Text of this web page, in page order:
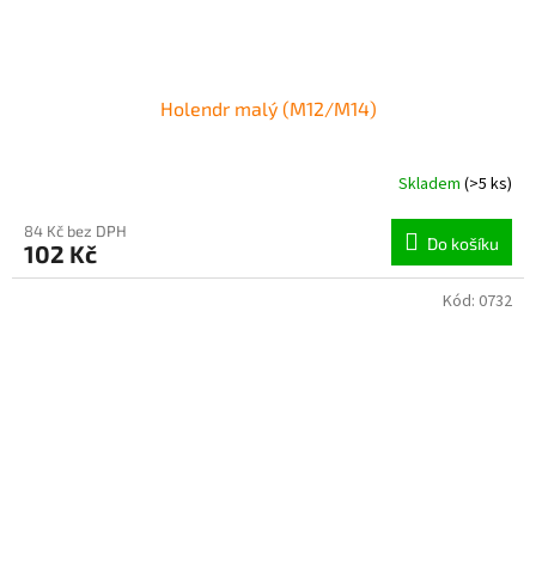
Holendr malý (M12/M14)
Skladem (>5 ks)
84 Kč bez DPH
102 Kč Do košíku
Kód: 0732